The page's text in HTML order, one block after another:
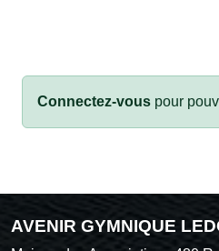
Connectez-vous pour
AVENIR GYMNIQUE